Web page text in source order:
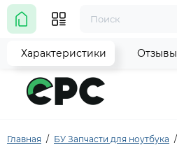
Главная БУ Запчасти для ноутбука
Характеристики Отзывы